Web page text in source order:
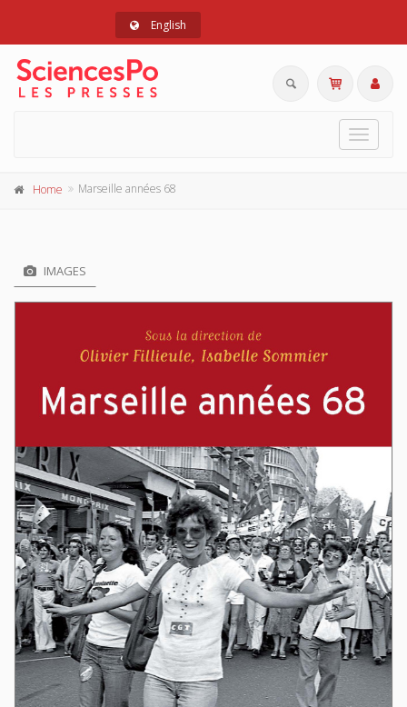
English
Toggle
Home Marseille années 68
IMAGES